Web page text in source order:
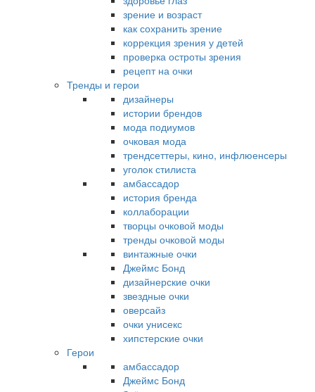
зрение и возраст
как сохранить зрение
коррекция зрения у детей
проверка остроты зрения
рецепт на очки
Тренды и герои
дизайнеры
истории брендов
мода подиумов
очковая мода
трендсеттеры, кино, инфлюенсеры
уголок стилиста
амбассадор
история бренда
коллаборации
творцы очковой моды
тренды очковой моды
винтажные очки
Джеймс Бонд
дизайнерские очки
звездные очки
оверсайз
очки унисекс
хипстерские очки
Герои
амбассадор
Джеймс Бонд